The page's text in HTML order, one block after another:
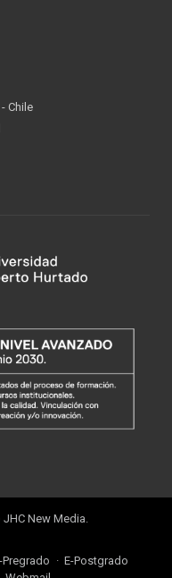
Chile
JHC New Media.
Pregrado
E-Postgrado